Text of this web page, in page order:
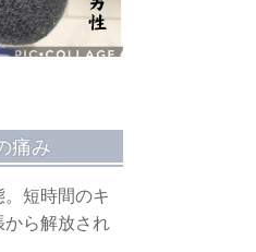
痛み
短時間のキ
から解放され